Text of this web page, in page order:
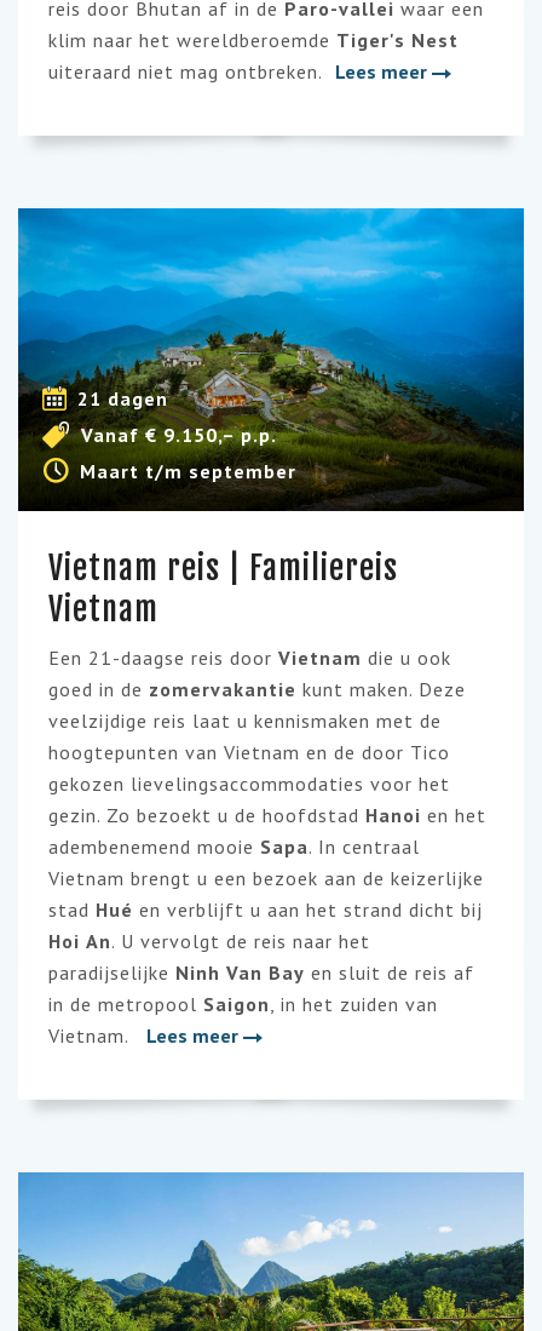
reis door Bhutan af in de Paro-vallei waar een
klim naar het wereldberoemde Tiger's Nest
uiteraard niet mag ontbreken.
Lees meer
21 dagen
Vanaf € 9.150,– p.p.
Maart t/m september
Vietnam reis | Familiereis
Vietnam
Een 21-daagse reis door Vietnam die u ook
goed in de zomervakantie kunt maken. Deze
veelzijdige reis laat u kennismaken met de
hoogtepunten van Vietnam en de door Tico
gekozen lievelingsaccommodaties voor het
gezin. Zo bezoekt u de hoofdstad Hanoi en het
adembenemend mooie Sapa. In centraal
Vietnam brengt u een bezoek aan de keizerlijke
stad Hué en verblijft u aan het strand dicht bij
Hoi An. U vervolgt de reis naar het
paradijselijke Ninh Van Bay en sluit de reis af
in de metropool Saigon, in het zuiden van
Vietnam.
Lees meer